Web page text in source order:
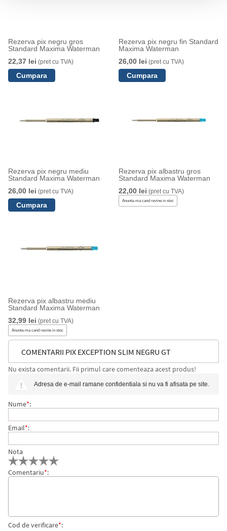
Rezerva pix negru gros
Standard Maxima Waterman
22,37 lei (pret cu TVA)
Rezerva pix negru fin Standard
Maxima Waterman
26,00 lei (pret cu TVA)
Rezerva pix negru mediu
Standard Maxima Waterman
26,00 lei (pret cu TVA)
Rezerva pix albastru gros
Standard Maxima Waterman
22,00 lei (pret cu TVA)
Anunta-ma cand revine in stoc
Rezerva pix albastru mediu
Standard Maxima Waterman
32,99 lei (pret cu TVA)
Anunta-ma cand revine in stoc
COMENTARII PIX EXCEPTION SLIM NEGRU GT
Nu exista comentarii. Fii primul care comenteaza acest produs!
Adresa de e-mail ramane confidentiala si nu va fi afisata pe site.
Nume*:
Email*:
Nota
Comentariu*:
Cod de verificare*: